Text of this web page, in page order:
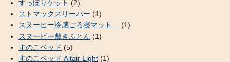
すっぽりケット (2)
ストマックスリーパー (1)
スヌーピー冷感ごろ寝マット
(1)
スヌーピー敷きふとん (1)
すのこベッド (5)
すのこベッド Altair Light (1)